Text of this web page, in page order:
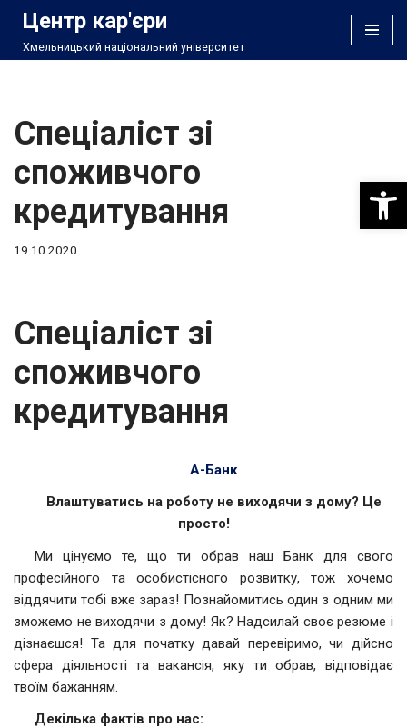
Перейти
Центр кар'єри
Хмельницький національний університет
Спеціаліст зі
споживчого
кредитування
19.10.2020
Спеціаліст зі
споживчого
кредитування
А-Банк
Влаштуватись на роботу не виходячи з дому? Це
просто!
Ми цінуємо те, що ти обрав наш Банк для свого
професійного та особистісного розвитку, тож хочемо
віддячити тобі вже зараз! Познайомитись один з одним ми
зможемо не виходячи з дому! Як? Надсилай своє резюме і
дізнаєшся! Та для початку давай перевіримо, чи дійсно
сфера діяльності та вакансія, яку ти обрав, відповідає
твоїм бажанням.
Декілька фактів про нас: